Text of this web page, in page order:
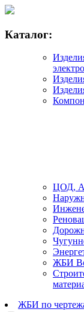
Каталог:
ЦОД,
ЖБИ
ЖБИ по